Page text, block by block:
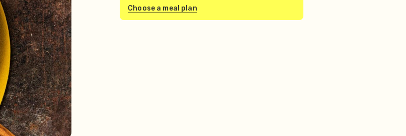
Choose a meal plan